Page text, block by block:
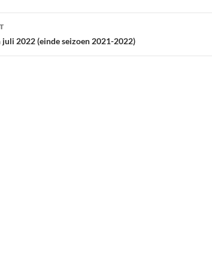
2022 (einde seizoen 2021-2022)